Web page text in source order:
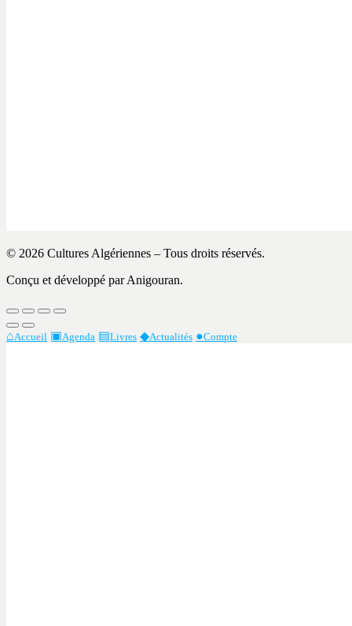
© 2026 Cultures Algériennes – Tous droits réservés.
Conçu et développé par Anigouran.
⌂Accueil ▣Agenda ▤Livres ◆Actualités ●Compte